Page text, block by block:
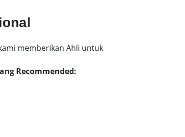
memberikan Ahli untuk
Recommended: